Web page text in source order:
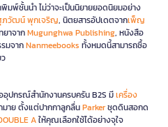
มพ์ชั้นนำ ไม่ว่าจะเป็นนิยายยอดนิยมอย่าง
ภวัฒน์ พุกเจริญ, นิตยสารอัปเดตจากเพ็ญ
าจากMugunghwa Publishing, หนังสือ
มจากNanmeebooks ทั้งหมดนี้สามารถซื้อ
ปกรณ์สำนักงานครบครัน B2S มีเครื่อง
มาย ตั้งแต่ปากกาลูกลื่นParkerชุดดินสอกด
Aให้คุณเลือกใช้ได้อย่างจุใจ